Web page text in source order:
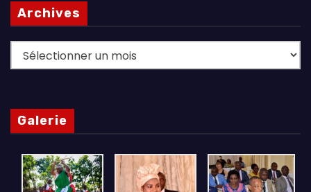
Archives
Archives
Galerie